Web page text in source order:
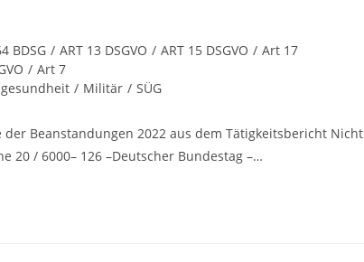
BDSG / ART 13 DSGVO / ART 15 DSGVO / Art 17
/ Art 7
gesundheit / Militär / SÜG
Beanstandungen 2022 aus dem Tätigkeitsbericht Nicht
20 / 6000– 126 –Deutscher Bundestag –…